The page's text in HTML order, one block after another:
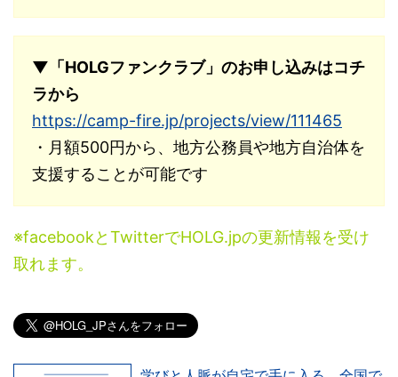
▼「HOLGファンクラブ」のお申し込みはコチ
ラから
https://camp-fire.jp/projects/view/111465
・月額500円から、地方公務員や地方自治体を
支援することが可能です
※facebookとTwitterでHOLG.jpの更新情報を受け
取れます。